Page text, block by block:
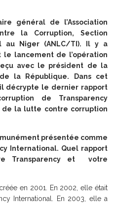
général de l’Association
la Corruption, Section
au Niger (ANLC/TI). Il y a
le lancement de l’opération
avec le président de la
la République. Dans cet
décrypte le dernier rapport
de Transparency
la lutte contre corruption
présentée comme
International. Quel rapport
Transparency et votre
créée en 2001. En 2002, elle était
International. En 2003, elle a